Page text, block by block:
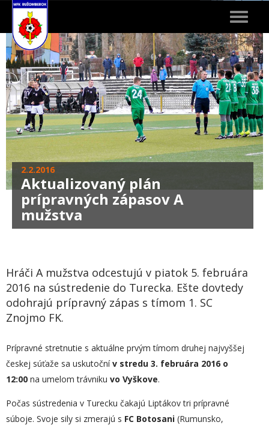
Toggle
2.2.2016
Aktualizovaný plán
prípravných zápasov A
mužstva
Hráči A mužstva odcestujú v piatok 5. februára
2016 na sústredenie do Turecka. Ešte dovtedy
odohrajú prípravný zápas s tímom 1. SC
Znojmo FK.
Prípravné stretnutie s aktuálne prvým tímom druhej najvyššej
českej súťaže sa uskutočnív stredu 3. februára 2016 o
12:00 na umelom trávniku vo Vyškove.
Počas sústredenia v Turecku čakajú Liptákov tri prípravné
súboje. Svoje sily si zmerajú s FC Botosani (Rumunsko,